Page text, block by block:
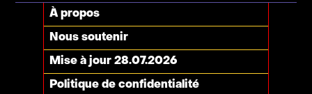
À propos
Nous soutenir
Politique de confidentialité
Mise à jour 28.07.2026